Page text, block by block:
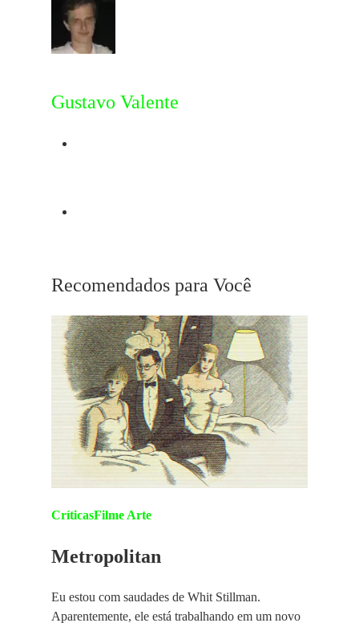
Gustavo Valente
Recomendados para Você
CríticasFilme Arte
Metropolitan
Eu estou com saudades de Whit Stillman.
Aparentemente, ele está trabalhando em um novo